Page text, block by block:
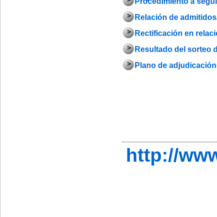
Relación de
Rectificación en
Resultado del sorteo
Plano de
http://